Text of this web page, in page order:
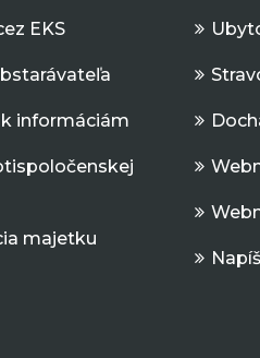
EKS
informáciám
majetku